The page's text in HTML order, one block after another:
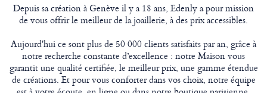
Depuis sa création à Genève il y a 18 ans, Edenly a pour mission
de vous offrir le meilleur de la joaillerie, à des prix accessibles.
Aujourd'hui ce sont plus de 50 000 clients satisfaits par an, grâce à
notre recherche constante d’excellence : notre Maison vous
garantit une qualité certifiée, le meilleur prix, une gamme étendue
de créations. Et pour vous conforter dans vos choix, notre équipe